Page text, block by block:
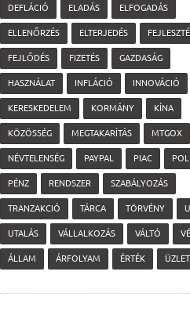
DEFLÁCIÓ ELADÁS ELFOGADÁS
ELLENŐRZÉS ELTERJEDÉS
FEJLŐDÉS FIZETÉS GAZDASÁG
HASZNÁLAT INFLÁCIÓ INNOVÁCIÓ
KERESKEDELEM KORMÁNY KÍNA
KÖZÖSSÉG MEGTAKARÍTÁS MTGOX
NÉVTELENSÉG PAYPAL PIAC
PÉNZ RENDSZER SZABÁLYOZÁS
TRANZAKCIÓ TÁRCA TÖRVÉNY
UTALÁS VÁLLALKOZÁS VÁLTÓ
ÁLLAM ÁRFOLYAM ÉRTÉK ÜZLET